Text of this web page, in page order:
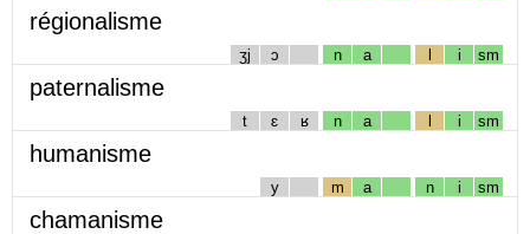
régionalisme
ʒj ɔ n a l i sm
paternalisme
t ɛ ʁ n a l i sm
humanisme
y m a n i sm
chamanisme